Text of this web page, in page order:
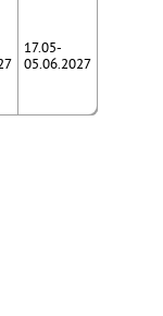
17.05-
05.06.2027